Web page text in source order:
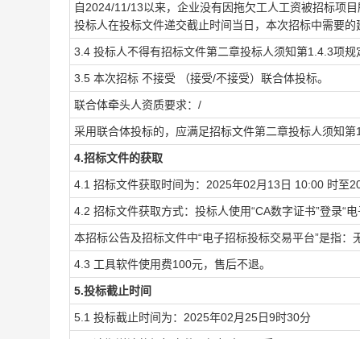
自2024/11/13以来，企业没有因拖欠工人工资被招标项
投标人在投标文件递交截止时间当日，本次招标中需要
3.4 投标人不得有招标文件第二章投标人须知第1.4.3项规
3.5 本次招标 不接受 （接受/不接受）联合体投标。
联合体牵头人资质要求：/
采用联合体投标的，应满足招标文件第二章投标人须知第
4.招标文件的获取
4.1 招标文件获取时间为： 2025年02月13日 10:00 时至
4.2 招标文件获取方式：投标人使用“CA数字证书”登录“电
本招标公告及招标文件中“电子招标投标交易平台”是指：
4.3 工具软件使用费100元，售后不退。
5.投标截止时间
5.1 投标截止时间为： 2025年02月25日9时30分